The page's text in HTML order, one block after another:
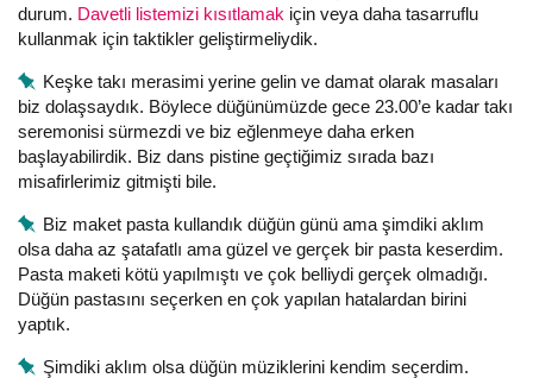
durum. Davetli listemizi kısıtlamak için veya daha tasarruflu
kullanmak için taktikler geliştirmeliydik.
Keşke takı merasimi yerine gelin ve damat olarak masaları
biz dolaşsaydık. Böylece düğünümüzde gece 23.00’e kadar takı
seremonisi sürmezdi ve biz eğlenmeye daha erken
başlayabilirdik. Biz dans pistine geçtiğimiz sırada bazı
misafirlerimiz gitmişti bile.
Biz maket pasta kullandık düğün günü ama şimdiki aklım
olsa daha az şatafatlı ama güzel ve gerçek bir pasta keserdim.
Pasta maketi kötü yapılmıştı ve çok belliydi gerçek olmadığı.
Düğün pastasını seçerken en çok yapılan hatalardan birini
yaptık.
Şimdiki aklım olsa düğün müziklerini kendim seçerdim.